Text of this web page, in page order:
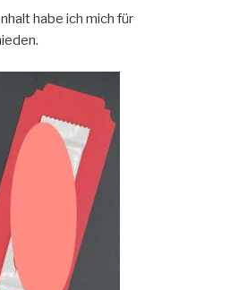
habe ich mich für